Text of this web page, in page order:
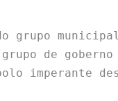
grupo
de goberno
imperante